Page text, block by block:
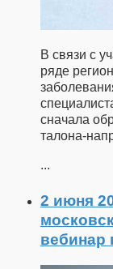
В связи с
ряде
сначала
талона-
...
2 июня
вебинар